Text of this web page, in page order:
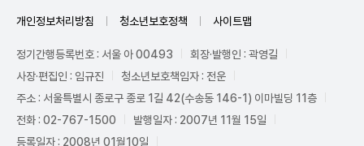
개인정보처리방침 청소년보호정책 사이트맵
정기간행등록번호 : 서울 아 00493
회장·발행인 : 곽영길
사장·편집인 : 임규진
청소년보호책임자 : 전운
주소 : 서울특별시 종로구 종로 1길 42(수송동 146-1) 이마빌딩 11층
전화 : 02-767-1500
발행일자 : 2007년 11월 15일
등록일자 : 2008년 01월10일